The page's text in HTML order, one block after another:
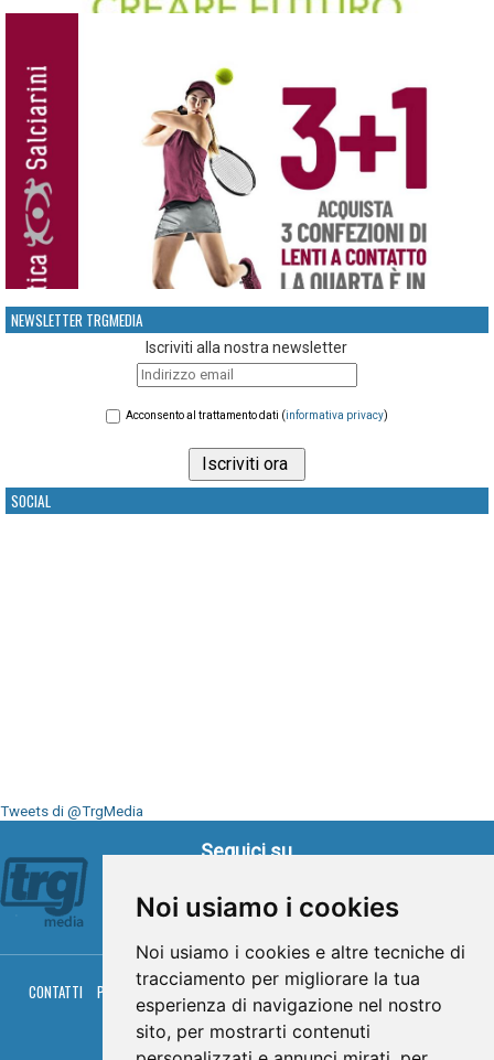
Noi usiamo i cookies
Noi usiamo i cookies e altre tecniche di
tracciamento per migliorare la tua
esperienza di navigazione nel nostro
sito, per mostrarti contenuti
NEWSLETTER TRGMEDIA
Iscriviti alla nostra newsletter
Acconsento al trattamento dati (informativa privacy)
SOCIAL
Tweets di @TrgMedia
Seguici su
CONTATTI PRIVACY COOKIES PALINSESTO DIRETTA TV
DIRETTA RADIO
RGM HITRADIO
© TRG Media 2005-2026